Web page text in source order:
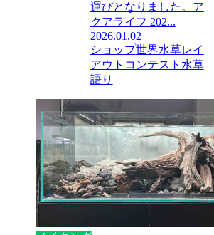
運びとなりました。ア
クアライフ 202...
2026.01.02
ショップ世界水草レイ
アウトコンテスト 水草
語り